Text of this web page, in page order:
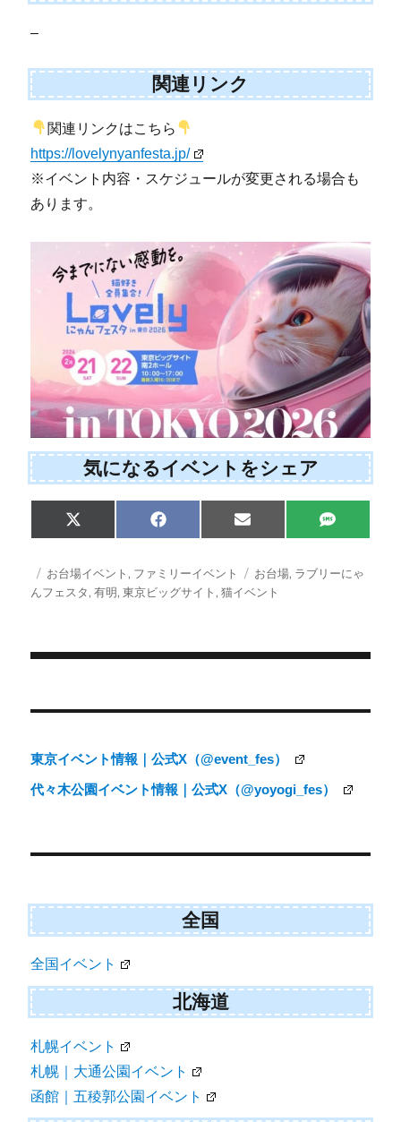
–
関連リンク
関連リンクはこちら
https://lovelynyanfesta.jp/
※イベント内容・スケジュールが変更される場合も
あります。
気になるイベントをシェア
Share
on
X
(
w
i
t
)
Share
on
F
a
e
b
o
Share
on
E
m
Share
on
S
M
投
稿
カ
テ
お台場イベント, ファミリーイベント
タ
グ
お台場, ラブリーにゃ
んフェスタ,有明,東京ビッグサイト,猫イベント
稿
ビ
ゲ
シ
ン
東京イベント情報｜公式X（@event_fes）
代々木公園イベント情報｜公式X（@yoyogi_fes）
全国
全国イベント
北海道
札幌イベント
札幌｜大通公園イベント
函館｜五稜郭公園イベント